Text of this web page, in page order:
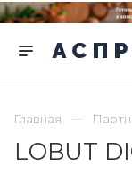
Главная
LOBUT